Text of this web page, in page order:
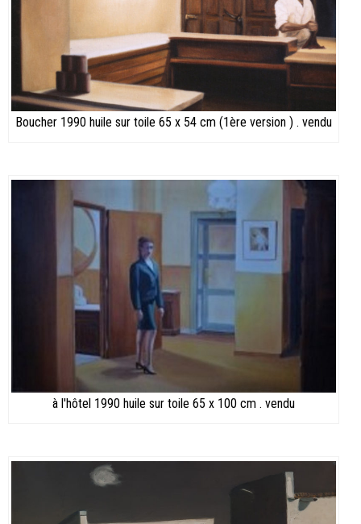
Boucher 1990 huile sur toile 65 x 54 cm (1ère version ) . vendu
à l'hôtel 1990 huile sur toile 65 x 100 cm . vendu